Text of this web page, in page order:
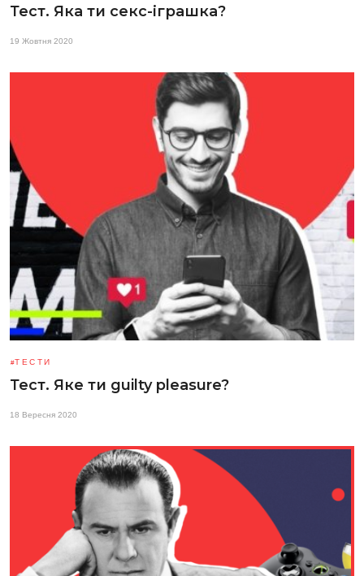
Тест. Яка ти секс-іграшка?
19 Жовтня 2020
ТЕСТИ
Тест. Яке ти guilty pleasure?
18 Вересня 2020